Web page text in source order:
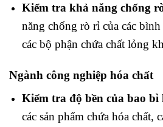
Kiểm tra khả năng chống
năng chống rò rỉ của các
các bộ phận chứa chất lỏng
Ngành công nghiệp hóa chất
Kiểm tra độ bền của bao bì
các sản phẩm chứa hóa chất,